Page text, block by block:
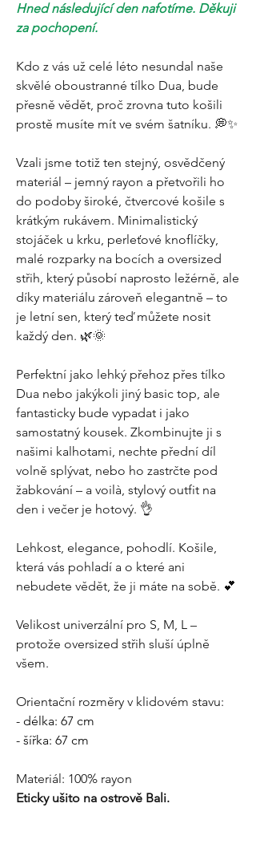
Hned následující den nafotíme. Děkuji
za pochopení.
Kdo z vás už celé léto nesundal naše
skvělé oboustranné tílko Dua, bude
přesně vědět, proč zrovna tuto košili
prostě musíte mít ve svém šatníku. 💭✨
Vzali jsme totiž ten stejný, osvědčený
materiál – jemný rayon a přetvořili ho
do podoby široké, čtvercové košile s
krátkým rukávem. Minimalistický
stojáček u krku, perleťové knoflíčky,
malé rozparky na bocích a oversized
střih, který působí naprosto ležérně, ale
díky materiálu zároveň elegantně – to
je letní sen, který teď můžete nosit
každý den. 🌿🌞
Perfektní jako lehký přehoz přes tílko
Dua nebo jakýkoli jiný basic top, ale
fantasticky bude vypadat i jako
samostatný kousek. Zkombinujte ji s
našimi kalhotami, nechte přední díl
volně splývat, nebo ho zastrčte pod
žabkování – a voilà, stylový outfit na
den i večer je hotový. 👌
Lehkost, elegance, pohodlí. Košile,
která vás pohladí a o které ani
nebudete vědět, že ji máte na sobě. 💕
Velikost univerzální pro S, M, L –
protože oversized střih sluší úplně
všem.
Orientační rozměry v klidovém stavu:
- délka: 67 cm
- šířka: 67 cm
Materiál: 100% rayon
Eticky ušito na ostrově Bali.